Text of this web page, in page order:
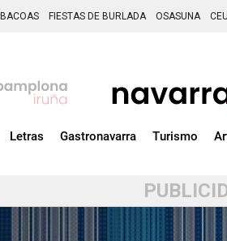
FIESTAS DE BURLADA OSASUNA
Letras Gastronavarra Turismo